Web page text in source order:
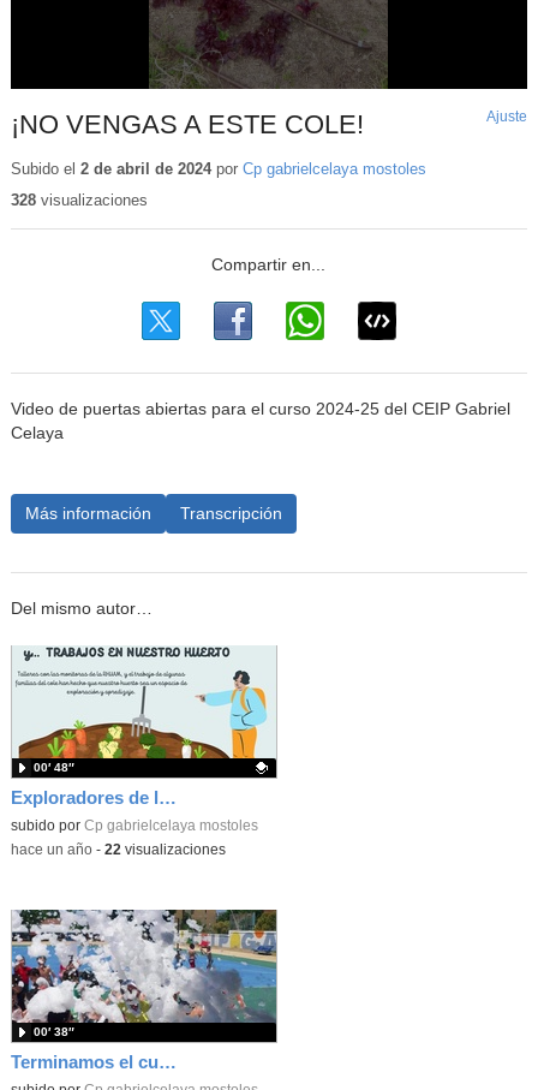
¡NO VENGAS A ESTE COLE! Ajuste
Subido el 2 de abril de 2024por Cp gabrielcelaya mostoles
328visualizaciones
Video de puertas abiertas para el curso 2024-25 del CEIP Gabriel
Celaya
Más información Transcripción
Del mismo autor…
Exploradores de la tierra 5º DE PRIMARIA
Contenido educativo.
subido por Cp gabrielcelaya mostoles
00′ 48″
-hace un año- 22 visualizaciones
Terminamos el curso 2024-2025 por todo lo alto.
00′ 38″